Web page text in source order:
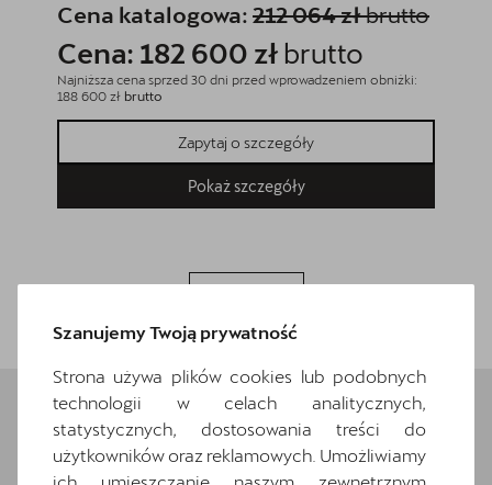
Cena katalogowa: 212 064 złbrutto
Cena: 182 600 zł brutto
Najniższa cena sprzed 30 dni przed wprowadzeniem obniżki:
188 600 zł brutto
Zapytaj o szczegóły
Pokaż szczegóły
Wybrane elementy
Szanujemy Twoją prywatność
Strona używa plików cookies lub podobnych
technologii w celach analitycznych,
statystycznych, dostosowania treści do
użytkowników oraz reklamowych. Umożliwiamy